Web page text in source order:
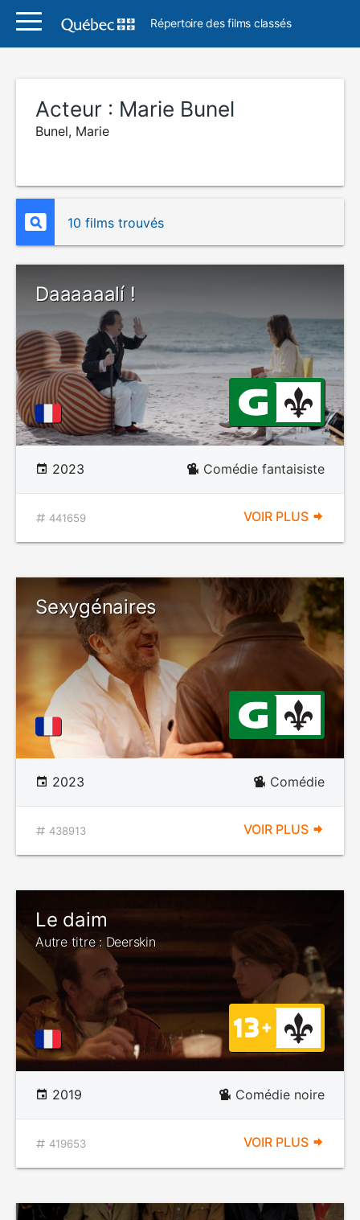
Répertoire des films classés
Acteur : Marie Bunel
Bunel, Marie
10 films trouvés
Daaaaaalí !
2023 Comédie fantaisiste
441659 VOIR PLUS
Sexygénaires
2023 Comédie
438913 VOIR PLUS
Le daim
Autre titre : Deerskin
2019 Comédie noire
419653 VOIR PLUS